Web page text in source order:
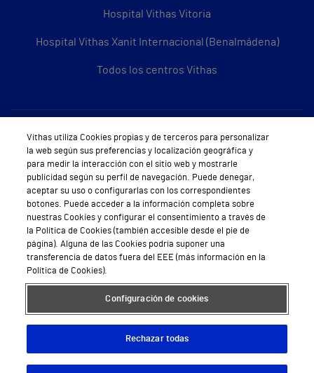
Hospital Vithas Vitoria
Hospital Vithas Xanit Internacional (Benalmádena)
Todos los centros Vithas
Sobre Vithas
Quiénes somos
Trabajar en Vithas
Teléfono Cita Médica
Teléfono Atención al Cliente
Política de seguridad y salud en el trabajo
Conoce a Supervita
Aviso Legal Política de cookies Política de privacidad Mapa web Protección de datos
Vithas utiliza Cookies propias y de terceros para personalizar
la web según sus preferencias y localización geográfica y
para medir la interacción con el sitio web y mostrarle
publicidad según su perfil de navegación. Puede denegar,
aceptar su uso o configurarlas con los correspondientes
botones. Puede acceder a la información completa sobre
nuestras Cookies y configurar el consentimiento a través de
la Política de Cookies (también accesible desde el pie de
página). Alguna de las Cookies podría suponer una
transferencia de datos fuera del EEE (más información en la
Política de Cookies).
Configuración de cookies
Rechazar todas